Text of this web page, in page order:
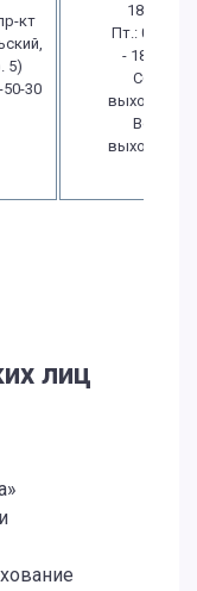
кт
5)
30
18:00
Пт.: 09:00
- 18:00
Сб.:
выходной
Вс.:
выходной
лиц